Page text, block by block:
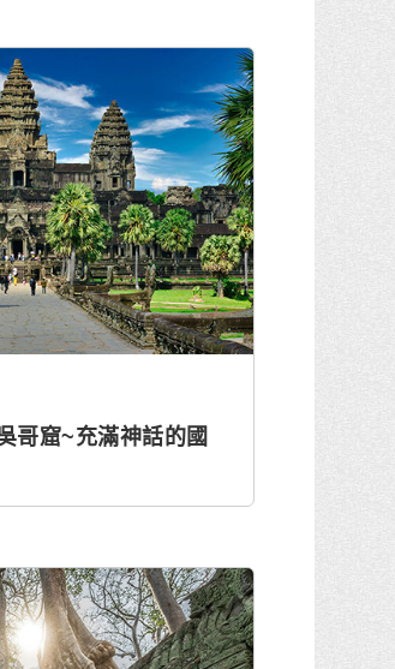
哥窟~充滿神話的國